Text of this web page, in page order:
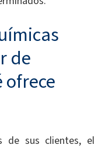
de
ofrece
de sus clientes, el